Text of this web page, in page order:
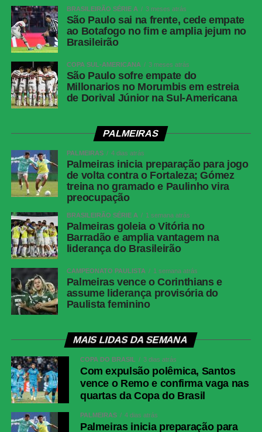
BRASILEIRÃO SÉRIE A 3 meses atrás
São Paulo sai na frente, cede empate
ao Botafogo no fim e amplia jejum no
Brasileirão
COPA SUL-AMERICANA 3 meses atrás
São Paulo sofre empate do
Millonarios no Morumbis em estreia
de Dorival Júnior na Sul-Americana
PALMEIRAS
PALMEIRAS 4 dias atrás
Palmeiras inicia preparação para jogo
de volta contra o Fortaleza; Gómez
treina no gramado e Paulinho vira
preocupação
BRASILEIRÃO SÉRIE A 1 semana atrás
Palmeiras goleia o Vitória no
Barradão e amplia vantagem na
liderança do Brasileirão
CAMPEONATO PAULISTA 1 semana atrás
Palmeiras vence o Corinthians e
assume liderança provisória do
Paulista feminino
MAIS LIDAS DA SEMANA
COPA DO BRASIL 3 dias atrás
Com expulsão polêmica, Santos
vence o Remo e confirma vaga nas
quartas da Copa do Brasil
PALMEIRAS 4 dias atrás
Palmeiras inicia preparação para